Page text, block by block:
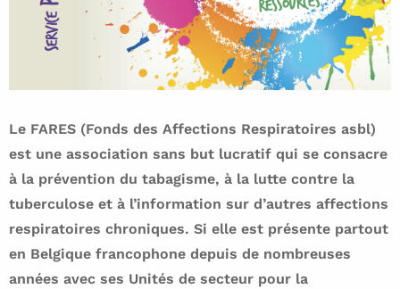
Le FARES (Fonds des Affections Respiratoires asbl)
est une association sans but lucratif qui se consacre
à la prévention du tabagisme, à la lutte contre la
tuberculose et à l’information sur d’autres affections
respiratoires chroniques. Si elle est présente partout
en Belgique francophone depuis de nombreuses
années avec ses Unités de secteur pour la